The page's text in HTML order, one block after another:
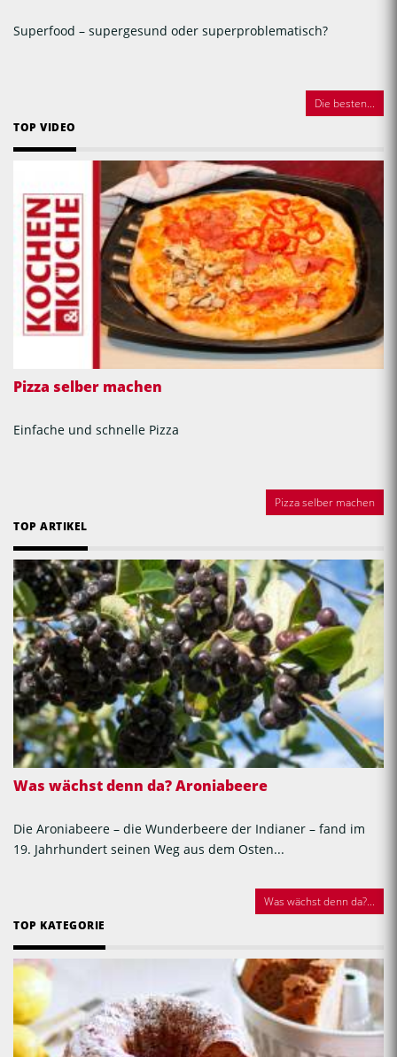
Superfood – supergesund oder superproblematisch?
Die besten...
TOP VIDEO
Pizza selber machen
Einfache und schnelle Pizza
Pizza selber machen
TOP ARTIKEL
Was wächst denn da? Aroniabeere
Die Aroniabeere – die Wunderbeere der Indianer – fand im
19. Jahrhundert seinen Weg aus dem Osten...
Was wächst denn da?...
TOP KATEGORIE